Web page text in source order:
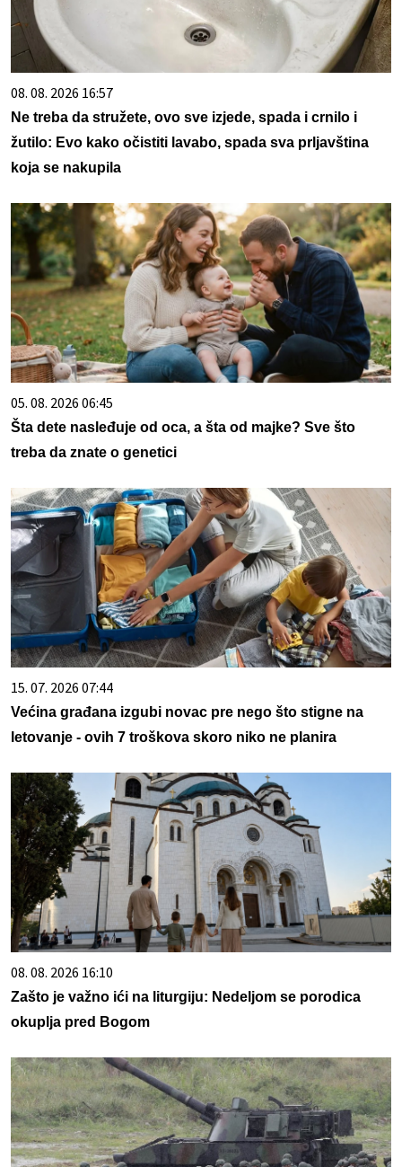
08. 08. 2026 16:57
Ne treba da stružete, ovo sve izjede, spada i crnilo i
žutilo: Evo kako očistiti lavabo, spada sva prljavština
koja se nakupila
05. 08. 2026 06:45
Šta dete nasleđuje od oca, a šta od majke? Sve što
treba da znate o genetici
15. 07. 2026 07:44
Većina građana izgubi novac pre nego što stigne na
letovanje - ovih 7 troškova skoro niko ne planira
08. 08. 2026 16:10
Zašto je važno ići na liturgiju: Nedeljom se porodica
okuplja pred Bogom